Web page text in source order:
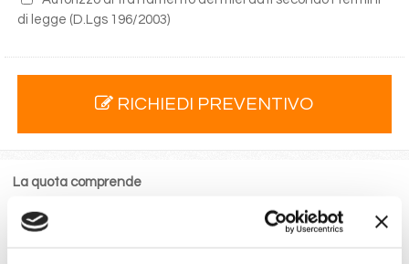
di legge (D.Lgs 196/2003)
RICHIEDI PREVENTIVO
La quota comprende
La sistemazione nella cabina prescelta dotata di ogni
comfort: servizi privati, aria condizionata, telefono, TV